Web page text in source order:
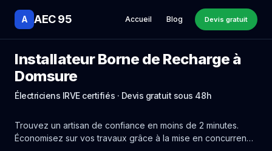
A AEC 95 Accueil Blog Devis gratuit
Installateur Borne de Recharge à
Domsure
Électriciens IRVE certifiés · Devis gratuit sous 48h
Trouvez un artisan de confiance en moins de 2 minutes.
Économisez sur vos travaux grâce à la mise en concurrence